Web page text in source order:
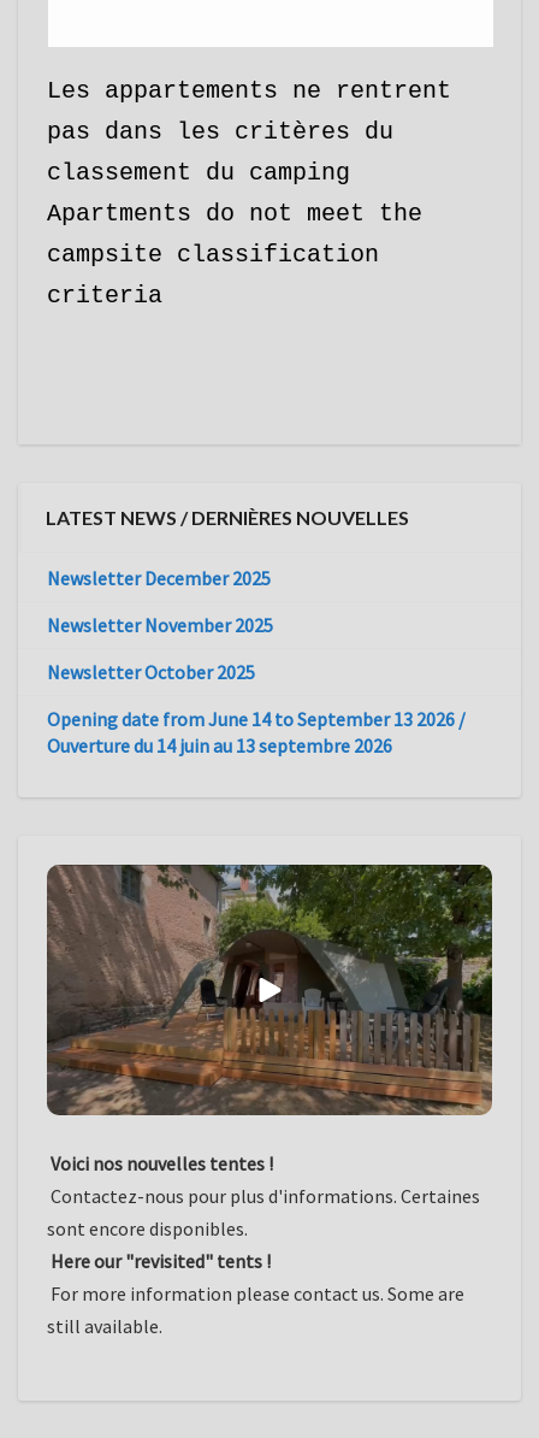
Les appartements ne rentrent
pas dans les critères du
classement du camping
Apartments do not meet the
campsite classification
criteria
LATEST NEWS / DERNIÈRES NOUVELLES
Newsletter December 2025
Newsletter November 2025
Newsletter October 2025
Opening date from June 14 to September 13 2026 /
Ouverture du 14 juin au 13 septembre 2026
Voici nos nouvelles tentes !
Contactez-nous pour plus d'informations. Certaines
sont encore disponibles.
Here our "revisited" tents !
For more information please contact us. Some are
still available.